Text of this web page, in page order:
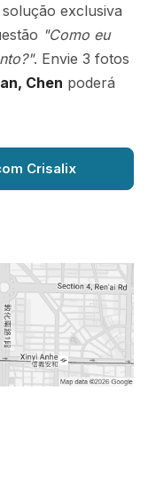
solução exclusiva
"Como eu
. Envie 3 fotos
Chen poderá
Crisalix